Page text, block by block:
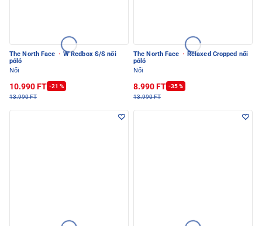
The North Face · W Redbox S/S női
póló
Női
10.990 FT -21 %
13.990 FT
The North Face · Relaxed Cropped női
póló
Női
8.990 FT -35 %
13.990 FT